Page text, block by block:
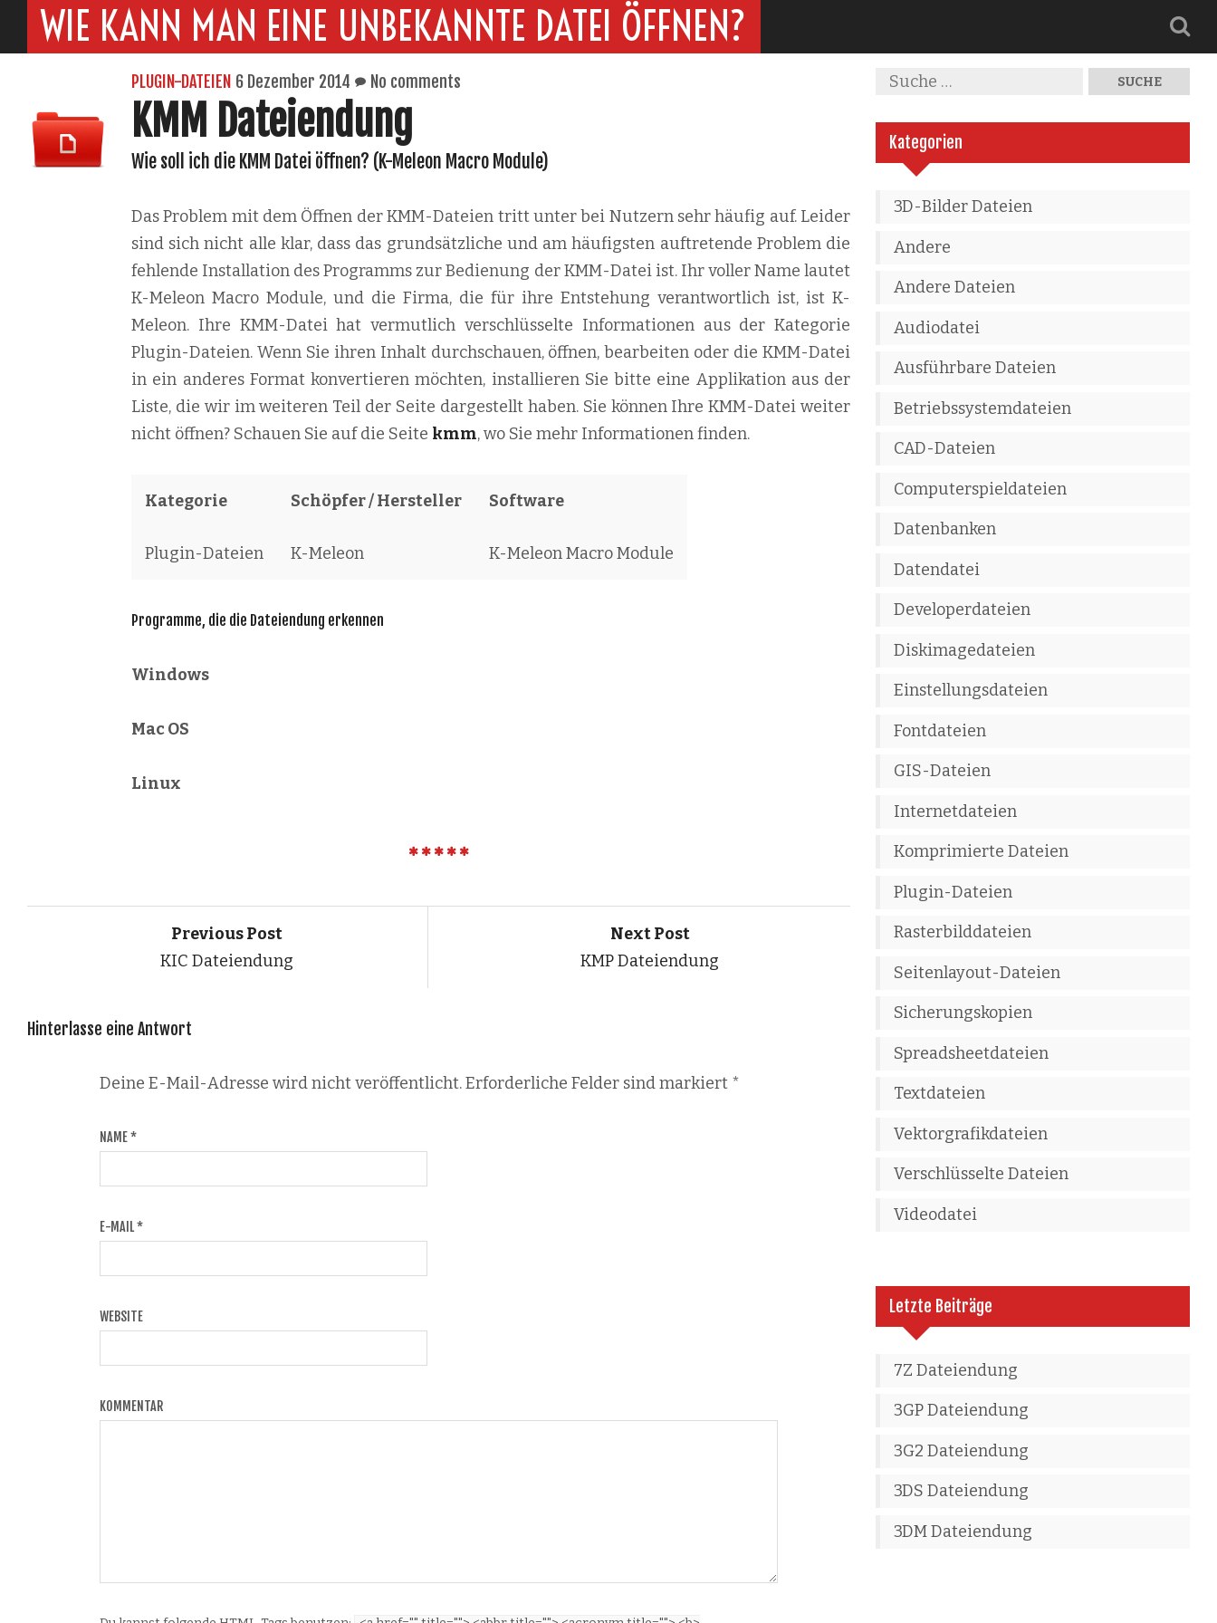
WIE KANN MAN EINE UNBEKANNTE DATEI ÖFFNEN?
PLUGIN-DATEIEN 6 Dezember 2014 No comments
KMM Dateiendung
Wie soll ich die KMM Datei öffnen? (K-Meleon Macro Module)
Das Problem mit dem Öffnen der KMM-Dateien tritt unter bei Nutzern sehr häufig auf. Leider
sind sich nicht alle klar, dass das grundsätzliche und am häufigsten auftretende Problem die
fehlende Installation des Programms zur Bedienung der KMM-Datei ist. Ihr voller Name lautet
K-Meleon Macro Module, und die Firma, die für ihre Entstehung verantwortlich ist, ist K-
Meleon. Ihre KMM-Datei hat vermutlich verschlüsselte Informationen aus der Kategorie
Plugin-Dateien. Wenn Sie ihren Inhalt durchschauen, öffnen, bearbeiten oder die KMM-Datei
in ein anderes Format konvertieren möchten, installieren Sie bitte eine Applikation aus der
Liste, die wir im weiteren Teil der Seite dargestellt haben. Sie können Ihre KMM-Datei weiter
nicht öffnen? Schauen Sie auf die Seite kmm, wo Sie mehr Informationen finden.
Kategorie Schöpfer / Hersteller Software
Plugin-Dateien K-Meleon K-Meleon Macro Module
Programme, die die Dateiendung erkennen
Windows
Mac OS
Linux
Previous Post
KIC Dateiendung
Next Post
KMP Dateiendung
Hinterlasse eine Antwort
Deine E-Mail-Adresse wird nicht veröffentlicht. Erforderliche Felder sind markiert *
NAME*
E-MAIL*
WEBSITE
KOMMENTAR
Kategorien
3D-Bilder Dateien
Andere
Andere Dateien
Audiodatei
Ausführbare Dateien
Betriebssystemdateien
CAD-Dateien
Computerspieldateien
Datenbanken
Datendatei
Developerdateien
Diskimagedateien
Einstellungsdateien
Fontdateien
GIS-Dateien
Internetdateien
Komprimierte Dateien
Plugin-Dateien
Rasterbilddateien
Seitenlayout-Dateien
Sicherungskopien
Spreadsheetdateien
Textdateien
Vektorgrafikdateien
Verschlüsselte Dateien
Videodatei
Letzte Beiträge
7Z Dateiendung
3GP Dateiendung
3G2 Dateiendung
3DS Dateiendung
3DM Dateiendung